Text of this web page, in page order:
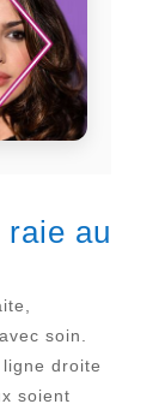
au
soin.
droite
soient